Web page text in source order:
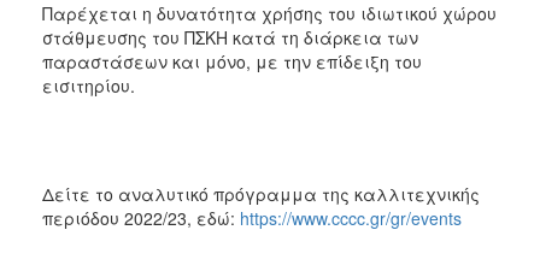
Παρέχεται η δυνατότητα χρήσης του ιδιωτικού χώρου
στάθμευσης του ΠΣΚΗ κατά τη διάρκεια των
παραστάσεων και μόνο, με την επίδειξη του
εισιτηρίου.
Δείτε το αναλυτικό πρόγραμμα της καλλιτεχνικής
περιόδου 2022/23, εδώ: https://www.cccc.gr/gr/events